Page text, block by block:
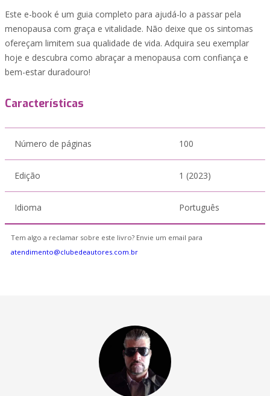
Este e-book é um guia completo para ajudá-lo a passar pela
menopausa com graça e vitalidade. Não deixe que os sintomas
ofereçam limitem sua qualidade de vida. Adquira seu exemplar
hoje e descubra como abraçar a menopausa com confiança e
bem-estar duradouro!
Características
Número de páginas 100
Edição 1 (2023)
Idioma Português
Tem algo a reclamar sobre este livro? Envie um email para
atendimento@clubedeautores.com.br